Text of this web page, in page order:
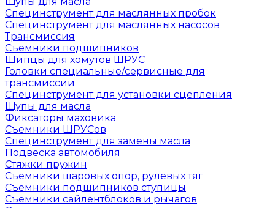
Специнструмент для маслянных пробок
Специнструмент для маслянных насосов
Трансмиссия
Съемники подшипников
Щипцы для хомутов ШРУС
Головки специальные/сервисные для
трансмиссии
Специнструмент для установки сцепления
Щупы для масла
Фиксаторы маховика
Съемники ШРУСов
Специнструмент для замены масла
Подвеска автомобиля
Стяжки пружин
Съемники шаровых опор, рулевых тяг
Съемники подшипников ступицы
Съемники сайлентблоков и рычагов